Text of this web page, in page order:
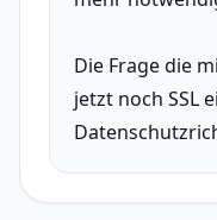
Die Frage die
jetzt noch SSL